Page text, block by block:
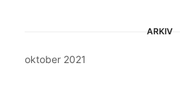
ARKIV
oktober 2021